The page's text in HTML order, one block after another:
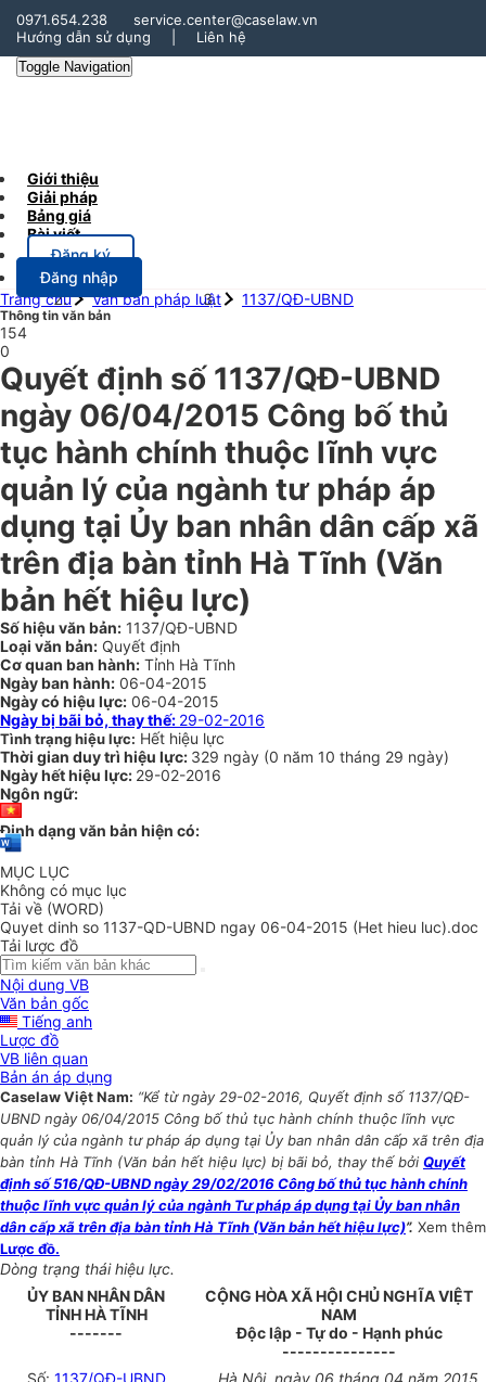
0971.654.238
service.center@caselaw.vn
Hướng dẫn sử dụng
Liên hệ
Toggle Navigation
Giới thiệu
Giải pháp
Bảng giá
Bài viết
Đăng ký
Đăng nhập
Trang chủ
Văn bản pháp luật 1137/QĐ-UBND
Thông tin văn bản
154
0
Quyết định số 1137/QĐ-UBND
ngày 06/04/2015 Công bố thủ
tục hành chính thuộc lĩnh vực
quản lý của ngành tư pháp áp
dụng tại Ủy ban nhân dân cấp xã
trên địa bàn tỉnh Hà Tĩnh (Văn
bản hết hiệu lực)
Số hiệu văn bản: 1137/QĐ-UBND
Loại văn bản: Quyết định
Cơ quan ban hành: Tỉnh Hà Tĩnh
Ngày ban hành: 06-04-2015
Ngày có hiệu lực: 06-04-2015
Ngày bị bãi bỏ, thay thế: 29-02-2016
Tình trạng hiệu lực: Hết hiệu lực
Thời gian duy trì hiệu lực: 329 ngày (0 năm 10 tháng 29 ngày)
Ngày hết hiệu lực: 29-02-2016
Ngôn ngữ:
Định dạng văn bản hiện có:
MỤC LỤC
Không có mục lục
Tải về (WORD)
Quyet dinh so 1137-QD-UBND ngay 06-04-2015 (Het hieu luc).doc
Tải lược đồ
Nội dung VB
Văn bản gốc
Tiếng anh
Lược đồ
VB liên quan
Bản án áp dụng
Caselaw Việt Nam: “Kể từ ngày 29-02-2016, Quyết định số 1137/QĐ-
UBND ngày 06/04/2015 Công bố thủ tục hành chính thuộc lĩnh vực
quản lý của ngành tư pháp áp dụng tại Ủy ban nhân dân cấp xã trên địa
bàn tỉnh Hà Tĩnh (Văn bản hết hiệu lực) bị bãi bỏ, thay thế bởi Quyết
định số 516/QĐ-UBND ngày 29/02/2016 Công bố thủ tục hành chính
thuộc lĩnh vực quản lý của ngành Tư pháp áp dụng tại Ủy ban nhân
dân cấp xã trên địa bàn tỉnh Hà Tĩnh (Văn bản hết hiệu lực)”. Xem thêm
Lược đồ.
Dòng trạng thái hiệu lực.
ỦY BAN NHÂN DÂN
TỈNH HÀ TĨNH
-------
CỘNG HÒA XÃ HỘI CHỦ NGHĨA VIỆT
NAM
Độc lập - Tự do - Hạnh phúc
---------------
Số: 1137/QĐ-UBND Hà Nội, ngày 06 tháng 04 năm 2015